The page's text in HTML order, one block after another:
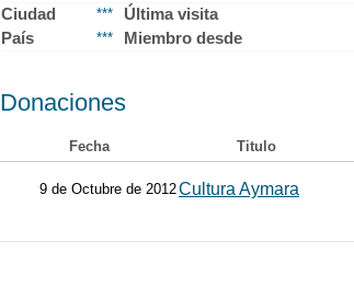
Ciudad *** Última visita
País *** Miembro desde
Donaciones
Fecha Titulo
9 de Octubre de 2012Cultura Aymara